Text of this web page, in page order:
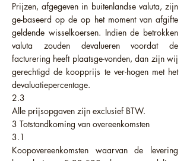
Prijzen, afgegeven in buitenlandse valuta, zijn
ge-baseerd op de op het moment van afgifte
geldende wisselkoersen. Indien de betrokken
valuta zouden devalueren voordat de
facturering heeft plaatsge-vonden, dan zijn wij
gerechtigd de koopprijs te ver-hogen met het
devaluatiepercentage.
2.3
Alle prijsopgaven zijn exclusief BTW.
3 Totstandkoming van overeenkomsten
3.1
Koopovereenkomsten waarvan de levering